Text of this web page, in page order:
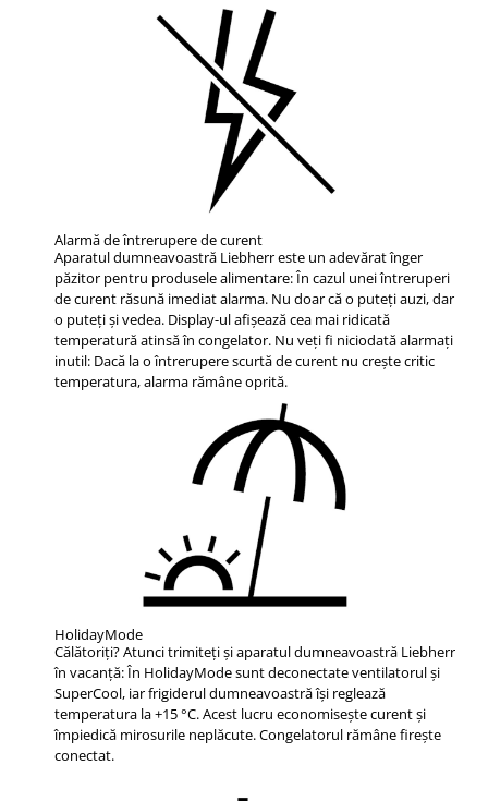
Alarmă de întrerupere de curent
Aparatul dumneavoastră Liebherr este un adevărat înger
păzitor pentru produsele alimentare: În cazul unei întreruperi
de curent răsună imediat alarma. Nu doar că o puteţi auzi, dar
o puteţi şi vedea. Display-ul afişează cea mai ridicată
temperatură atinsă în congelator. Nu veţi fi niciodată alarmaţi
inutil: Dacă la o întrerupere scurtă de curent nu creşte critic
temperatura, alarma rămâne oprită.
HolidayMode
Călătoriţi? Atunci trimiteţi şi aparatul dumneavoastră Liebherr
în vacanţă: În HolidayMode sunt deconectate ventilatorul şi
SuperCool, iar frigiderul dumneavoastră îşi reglează
temperatura la +15 °C. Acest lucru economiseşte curent şi
împiedică mirosurile neplăcute. Congelatorul rămâne fireşte
conectat.